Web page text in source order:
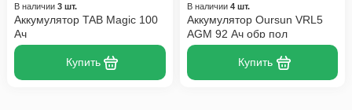
В наличии 3 шт.
Аккумулятор TAB Magic 100
Ач
Купить
В наличии 4 шт.
Аккумулятор Oursun VRL5
AGM 92 Ач обр пол
Купить